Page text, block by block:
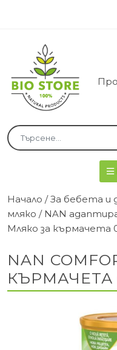
Начало /За бебета и
мляко / NAN
Мляко за кърмачета
NAN
КЪРМАЧЕТА